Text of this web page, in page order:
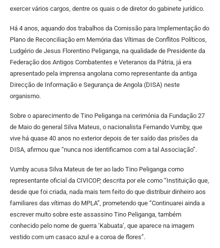
exercer vários cargos, dentre os quais o de diretor do gabinete jurídico.
Há 4 anos, aquando dos trabalhos da Comissão para Implementação do
Plano de Reconciliação em Memória das Vítimas de Conflitos Políticos,
Ludgério de Jesus Florentino Peliganga, na qualidade de Presidente da
Federação dos Antigos Combatentes e Veteranos da Pátria, já era
apresentado pela imprensa angolana como representante da antiga
Direcção de Informação e Segurança de Angola (DISA) neste
organismo.
Sobre o aparecimento de Tino Peliganga na cerimónia da Fundação 27
de Maio do general Silva Mateus, o nacionalista Fernando Vumby, que
vive há quase 40 anos no exterior depois de ter saído das prisões da
DISA, afirmou que “nunca nos identificamos com a tal Associação”.
Vumby acusa Silva Mateus de ter ao lado Tino Peliganga como
representante oficial da CIVICOP, descrita por ele como “Instituição que,
desde que foi criada, nada mais tem feito do que distribuir dinheiro aos
familiares das vítimas do MPLA”, prometendo que “Continuarei ainda a
escrever muito sobre este assassino Tino Peliganga, também
conhecido pelo nome de guerra ‘Kabuata’, que aparece na imagem
vestido com um casaco azul e a coroa de flores”.